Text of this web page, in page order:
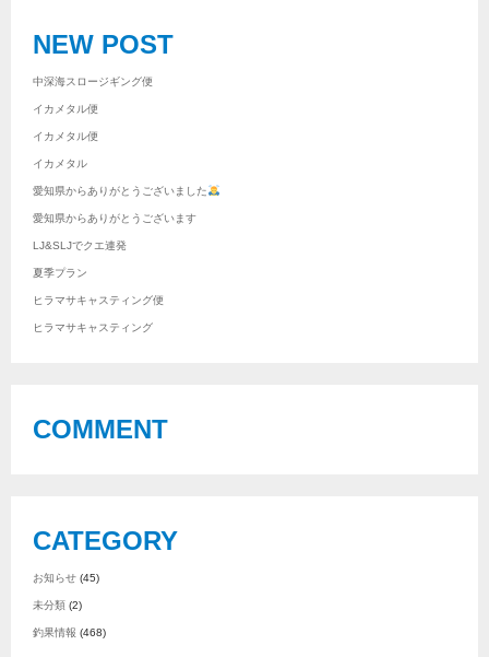
NEW POST
中深海スロージギング便
イカメタル便
イカメタル便
イカメタル
愛知県からありがとうございました
愛知県からありがとうございます
LJ&SLJでクエ連発
夏季プラン
ヒラマサキャスティング便
ヒラマサキャスティング
COMMENT
CATEGORY
お知らせ (45)
未分類 (2)
釣果情報 (468)